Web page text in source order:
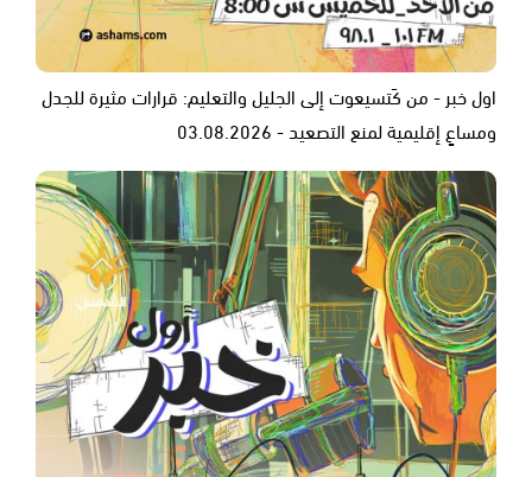
اول خبر - من كَتسيعوت إلى الجليل والتعليم: قرارات مثيرة للجدل
ومساعٍ إقليمية لمنع التصعيد - 03.08.2026